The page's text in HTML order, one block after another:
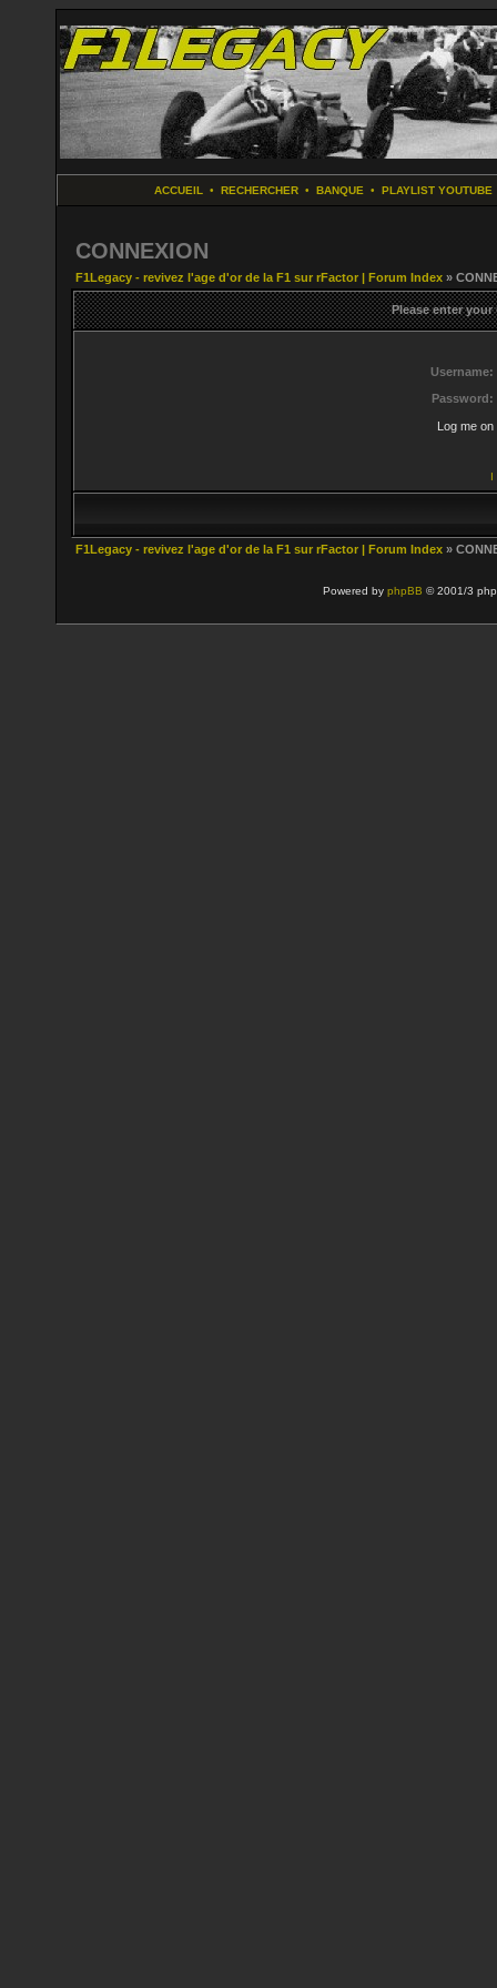
ACCUEIL • RECHERCHER• BANQUE • PLAYLIST YOUTUBE
CONNEXION
F1Legacy - revivez l'age d'or de la F1 sur rFactor | Forum Index »
Please enter
Username:
Password:
Log me
I
F1Legacy - revivez l'age d'or de la F1 sur rFactor | Forum Index »
Powered by phpBB © 2001/3